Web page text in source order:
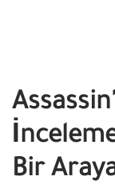
Bir